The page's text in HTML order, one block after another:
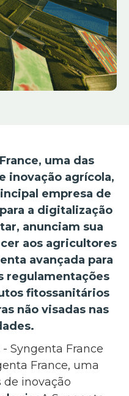
uma das
inovação agrícola,
empresa de
a digitalização
anunciam sua
aos agricultores
avançada para
regulamentações
fitossanitários
não visadas nas
Syngenta France
France, uma
de inovação